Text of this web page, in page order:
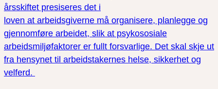
årsskiftet presiseres det i
loven at arbeidsgiverne må organisere, planlegge og
gjennomføre arbeidet, slik at psykososiale
arbeidsmiljøfaktorer er fullt forsvarlige. Det skal skje ut
fra hensynet til arbeidstakernes helse, sikkerhet og
velferd.